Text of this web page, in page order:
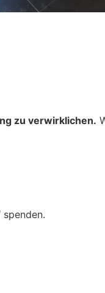
zu verwirklichen.